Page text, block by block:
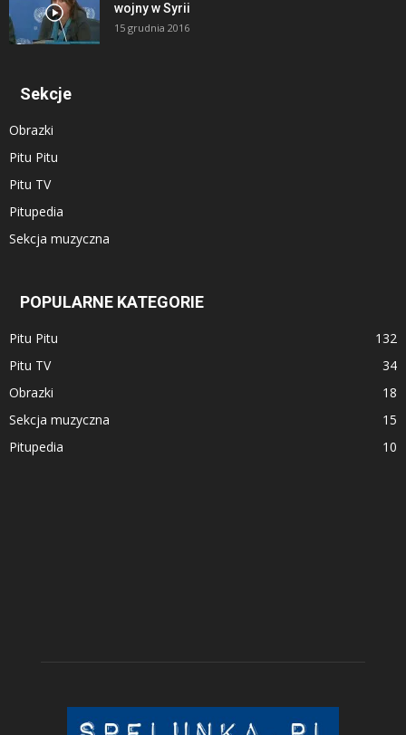
wojny w Syrii
15 grudnia 2016
Sekcje
Obrazki
Pitu Pitu
Pitu TV
Pitupedia
Sekcja muzyczna
POPULARNE KATEGORIE
Pitu Pitu
132
Pitu TV
34
Obrazki
18
Sekcja muzyczna
15
Pitupedia
10